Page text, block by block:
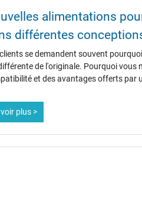
UL
Safety Mark
Certificado
alimentations
différentes
se demandent souvent
de l'originale. Pourquoi vous
et des avantages offerts par
plus >